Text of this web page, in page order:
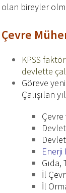
olan bireyler
Çevre
KPSS
devlette
Göreve
Çalışılan
Çevre
Enerji
Gıda,
İl
İl